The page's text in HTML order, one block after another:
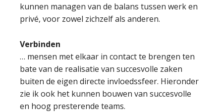
kunnen managen van de balans tussen werk en
privé, voor zowel zichzelf als anderen.
Verbinden
… mensen met elkaar in contact te brengen ten
bate van de realisatie van succesvolle zaken
buiten de eigen directe invloedssfeer. Hieronder
zie ik ook het kunnen bouwen van succesvolle
en hoog presterende teams.